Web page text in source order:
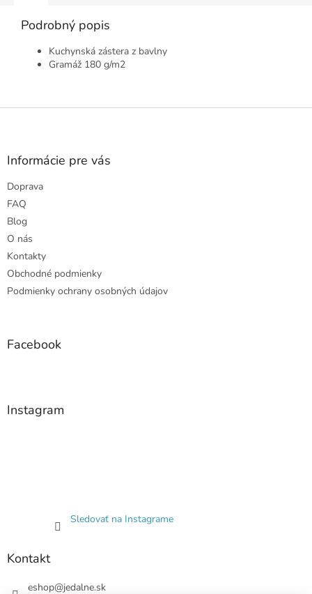
Podrobný popis
Kuchynská zástera z bavlny
Gramáž 180 g/m2
Z
Informácie pre vás
Doprava
FAQ
Blog
O nás
Kontakty
Obchodné podmienky
Podmienky ochrany osobných údajov
Facebook
Instagram
Sledovať na Instagrame
Kontakt
eshop@jedalne.sk